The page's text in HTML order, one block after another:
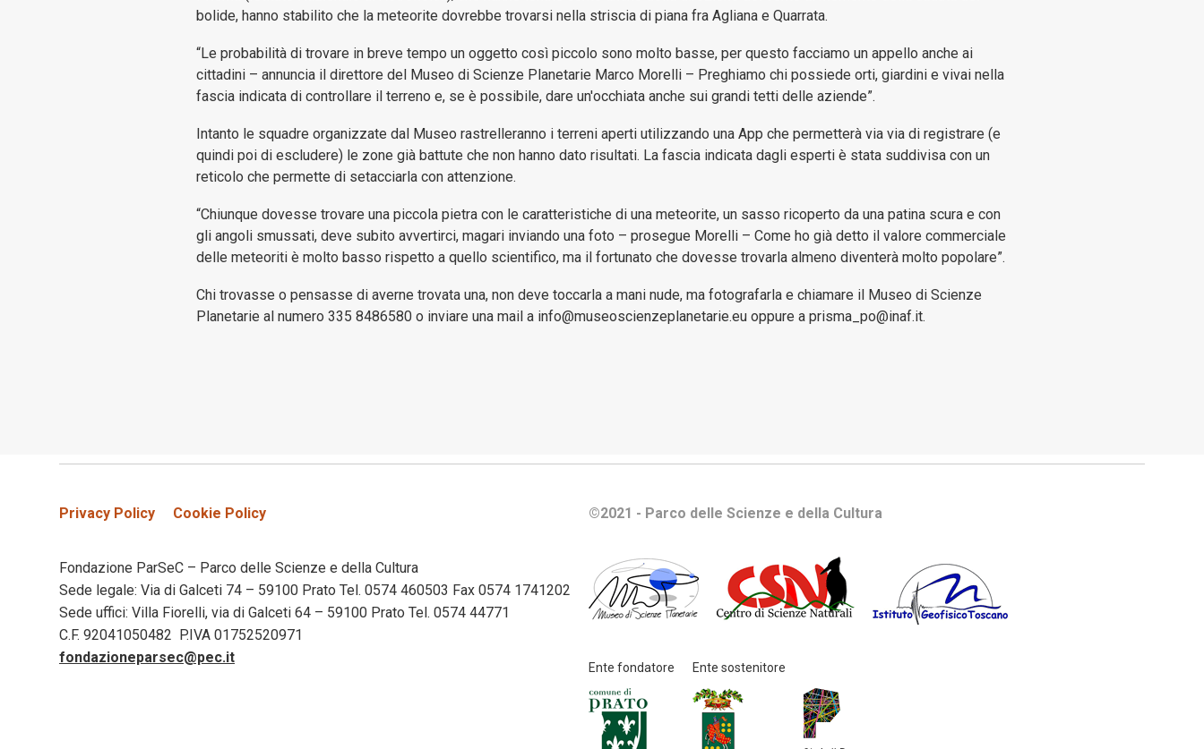
Informazioni
Opere
pubbliche
Organizzazione
Pagamenti
Performance
Politica
dei
personale
bolide, hanno stabilito che la meteorite dovrebbe trovarsi nella striscia di piana fra Agliana e Quarrata.
“Le probabilità di trovare in breve tempo un oggetto così piccolo sono molto basse, per questo facciamo un appello anche ai
cittadini – annuncia il direttore del Museo di Scienze Planetarie Marco Morelli – Preghiamo chi possiede orti, giardini e vivai nella
fascia indicata di controllare il terreno e, se è possibile, dare un'occhiata anche sui grandi tetti delle aziende”.
Intanto le squadre organizzate dal Museo rastrelleranno i terreni aperti utilizzando una App che permetterà via via di registrare (e
quindi poi di escludere) le zone già battute che non hanno dato risultati. La fascia indicata dagli esperti è stata suddivisa con un
reticolo che permette di setacciarla con attenzione.
“Chiunque dovesse trovare una piccola pietra con le caratteristiche di una meteorite, un sasso ricoperto da una patina scura e con
gli angoli smussati, deve subito avvertirci, magari inviando una foto – prosegue Morelli – Come ho già detto il valore commerciale
delle meteoriti è molto basso rispetto a quello scientifico, ma il fortunato che dovesse trovarla almeno diventerà molto popolare”.
Chi trovasse o pensasse di averne trovata una, non deve toccarla a mani nude, ma fotografarla e chiamare il Museo di Scienze
Planetarie al numero 335 8486580 o inviare una mail a info@museoscienzeplanetarie.eu oppure a prisma_po@inaf.it.
Privacy Policy Cookie Policy
Fondazione ParSeC – Parco delle Scienze e della Cultura
Sede legale: Via di Galceti 74 – 59100 Prato Tel. 0574 460503 Fax 0574 1741202
Sede uffici: Villa Fiorelli, via di Galceti 64 – 59100 Prato Tel. 0574 44771
C.F. 92041050482 P.IVA 01752520971
fondazioneparsec@pec.it
©2021 - Parco delle Scienze e della Cultura
Ente fondatore Ente sostenitore